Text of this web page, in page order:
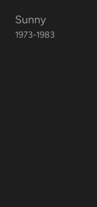
Sunny
1973-1983